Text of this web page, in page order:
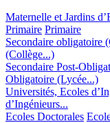
Maternelle et Jardins
Primaire Primaire
Secondaire obligatoire
(Collège...)
Secondaire Post-
Obligatoire (Lycée...)
Universités, Ecoles
d’Ingénieurs...
Ecoles Doctorales